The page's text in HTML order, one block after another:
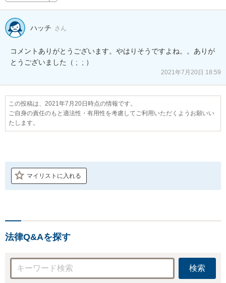
ハッチ さん
コメントありがとうございます。やはりそうですよね。。ありが
とうございました（ ;  ; ）
2021年7月20日 18:59
この投稿は、2021年7月20日時点の情報です。
ご自身の責任のもと適法性・有用性を考慮してご利用いただくようお願いい
たします。
マイリストに入れる
法律Q&Aを探す
検索